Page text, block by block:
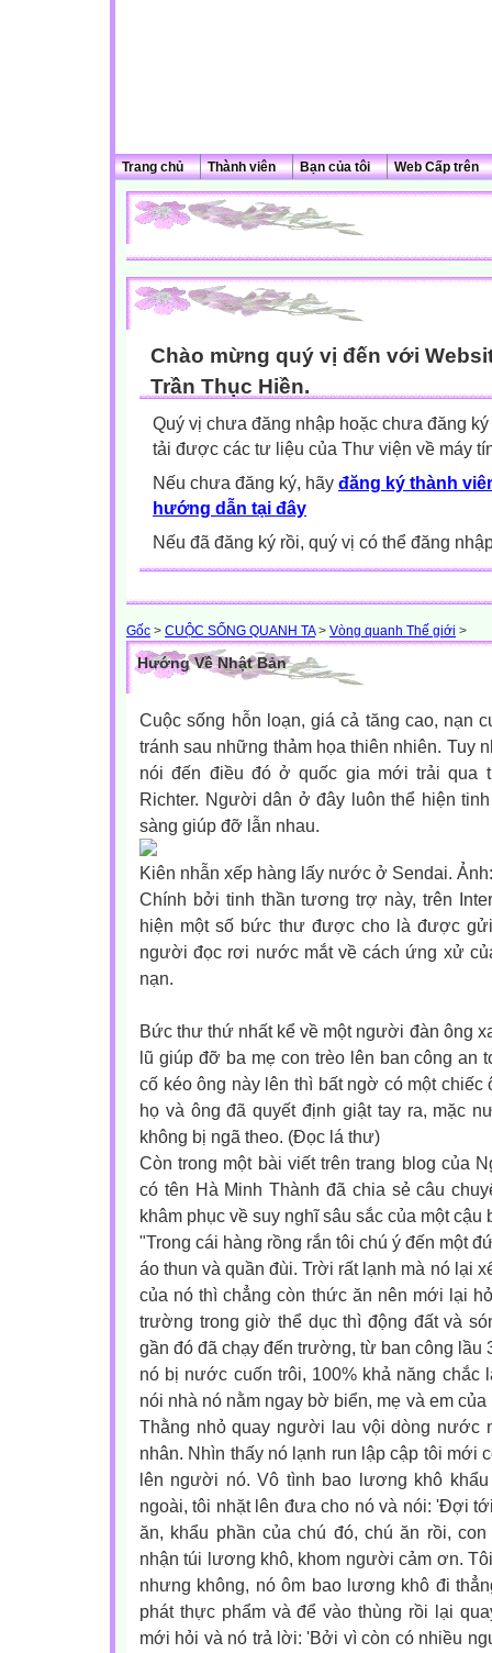
Trang chủ Thành viên Bạn của tôi Web Cấp trên
Chào mừng quý vị đến với
Trần Thục Hiền.
Quý vị chưa đăng nhập hoặc chưa đăng
tải được các tư liệu của Thư viện về máy
Nếu chưa đăng ký, hãy đăng ký thành
hướng dẫn tại đây
Nếu đã đăng ký rồi, quý vị có thể đăng
Gốc > CUỘC SỐNG QUANH TA> Vòng quanh Thế giới >
Hướng Về Nhật Bản
Cuộc sống hỗn loạn, giá cả tăng cao, nạn
tránh sau những thảm họa thiên nhiên. Tuy
nói đến điều đó ở quốc gia mới trải qua
Richter. Người dân ở đây luôn thể hiện
sàng giúp đỡ lẫn nhau.
Kiên nhẫn xếp hàng lấy nước ở Sendai.
Chính bởi tinh thần tương trợ này, trên
hiện một số bức thư được cho là được
người đọc rơi nước mắt về cách ứng xử
nạn.
Bức thư thứ nhất kể về một người đàn ông
lũ giúp đỡ ba mẹ con trèo lên ban công an
cố kéo ông này lên thì bất ngờ có một
họ và ông đã quyết định giật tay ra, mặc
không bị ngã theo. (Đọc lá thư)
Còn trong một bài viết trên trang blog của
có tên Hà Minh Thành đã chia sẻ câu
khâm phục về suy nghĩ sâu sắc của một cậu
"Trong cái hàng rồng rắn tôi chú ý đến một
áo thun và quần đùi. Trời rất lạnh mà nó lại
của nó thì chẳng còn thức ăn nên mới lại
trường trong giờ thể dục thì động đất và
gần đó đã chạy đến trường, từ ban công lầu
nó bị nước cuốn trôi, 100% khả năng chắc
nói nhà nó nằm ngay bờ biển, mẹ và em
Thằng nhỏ quay người lau vội dòng nước
nhân. Nhìn thấy nó lạnh run lập cập tôi mới
lên người nó. Vô tình bao lương khô
ngoài, tôi nhặt lên đưa cho nó và nói: 'Đợi
ăn, khẩu phần của chú đó, chú ăn rồi,
nhận túi lương khô, khom người cảm ơn.
nhưng không, nó ôm bao lương khô đi
phát thực phẩm và để vào thùng rồi lại
mới hỏi và nó trả lời: 'Bởi vì còn có nhiều